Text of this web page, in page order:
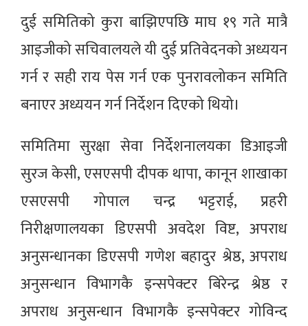
दुई समितिको कुरा बाझिएपछि माघ १९ गते मात्रै
आइजीको सचिवालयले यी दुई प्रतिवेदनको अध्ययन
गर्न र सही राय पेस गर्न एक पुनरावलोकन समिति
बनाएर अध्ययन गर्न निर्देशन दिएको थियो।
समितिमा सुरक्षा सेवा निर्देशनालयका डिआइजी
सुरज केसी, एसएसपी दीपक थापा, कानून शाखाका
एसएसपी गोपाल चन्द्र भट्टराई, प्रहरी
निरीक्षणालयका डिएसपी अवदेश विष्ट, अपराध
अनुसन्धानका डिएसपी गणेश बहादुर श्रेष्ठ, अपराध
अनुसन्धान विभागकै इन्सपेक्टर बिरेन्द्र श्रेष्ठ र
अपराध अनुसन्धान विभागकै इन्सपेक्टर गोविन्द